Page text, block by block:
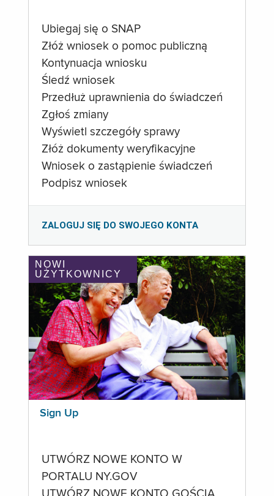
Ubiegaj się o SNAP
Złóż wniosek o pomoc publiczną
Kontynuacja wniosku
Śledź wniosek
Przedłuż uprawnienia do świadczeń
Zgłoś zmiany
Wyświetl szczegóły sprawy
Złóż dokumenty weryfikacyjne
Wniosek o zastąpienie świadczeń
Podpisz wniosek
ZALOGUJ SIĘ DO SWOJEGO KONTA
NOWI
UŻYTKOWNICY
Sign Up
UTWÓRZ NOWE KONTO W
PORTALU NY.GOV